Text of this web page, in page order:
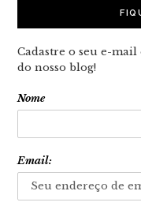
Cadastre o seu e-
do nosso blog!
Nome
Email: